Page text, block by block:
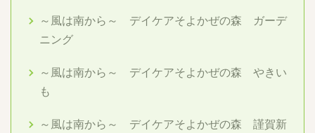
～風は南から～ デイケアそよかぜの森 ガーデ
ニング
～風は南から～ デイケアそよかぜの森 やきい
も
～風は南から～ デイケアそよかぜの森 謹賀新